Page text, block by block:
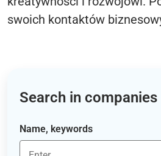
swoich kontaktów
Search in companies
Name, keywords